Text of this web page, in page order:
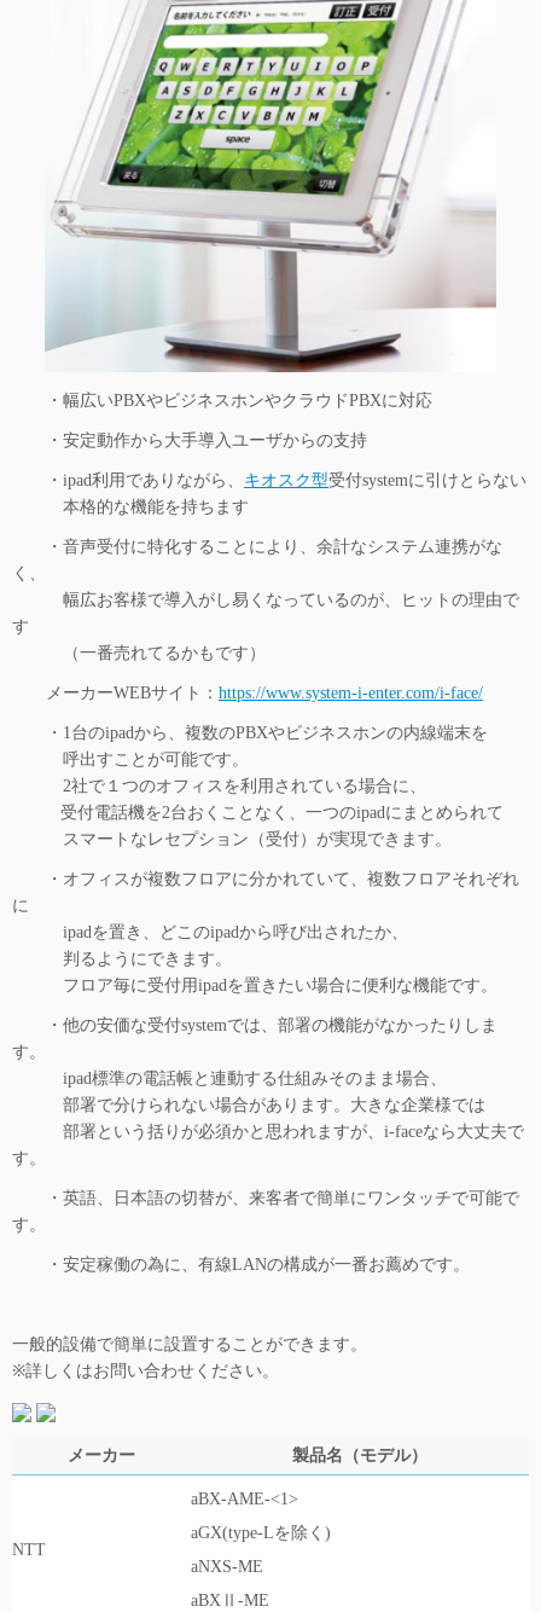
・幅広いPBXやビジネスホンやクラウドPBXに対応
・安定動作から大手導入ユーザからの支持
・ipad利用でありながら、 キオスク型受付systemに引けとらない
本格的な機能を持ちます
・音声受付に特化することにより、余計なシステム連携がな
く、
幅広お客様で導入がし易くなっているのが、ヒットの理由で
す
（一番売れてるかもです）
メーカーWEBサイト： https://www.system-i-enter.com/i-face/
・1台のipadから、複数のPBXやビジネスホンの内線端末を
呼出すことが可能です。
2社で１つのオフィスを利用されている場合に、
受付電話機を2台おくことなく、一つのipadにまとめられて
スマートなレセプション（受付）が実現できます。
・オフィスが複数フロアに分かれていて、複数フロアそれぞれ
に
ipadを置き、どこのipadから呼び出されたか、
判るようにできます。
フロア毎に受付用ipadを置きたい場合に便利な機能です。
・他の安価な受付systemでは、部署の機能がなかったりしま
す。
ipad標準の電話帳と連動する仕組みそのまま場合、
部署で分けられない場合があります。大きな企業様では
部署という括りが必須かと思われますが、i-faceなら大丈夫で
す。
・英語、日本語の切替が、来客者で簡単にワンタッチで可能で
す。
・安定稼働の為に、有線LANの構成が一番お薦めです。
一般的設備で簡単に設置することができます。
※詳しくはお問い合わせください。
メーカー 製品名（モデル）
NTT
aBX-AME-<1>
aGX(type-Lを除く)
aNXS-ME
aBXⅡ-ME